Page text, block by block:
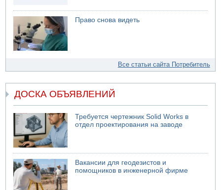
Право снова видеть
Все статьи сайта Потребитель
ДОСКА ОБЪЯВЛЕНИЙ
Требуется чертежник Solid Works в
отдел проектирования на заводе
Вакансии для геодезистов и
помощников в инженерной фирме